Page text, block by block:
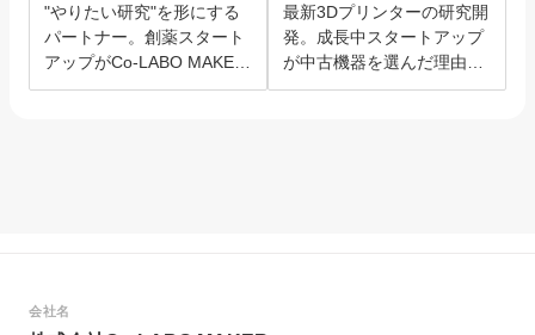
"やりたい研究"を形にする
パートナー。創薬スタート
アップがCo-LABO MAKER
を選んだ理由。
最新3Dプリンターの研究開
発。成長中スタートアップ
が中古機器を選んだ理由と
は？
会社名